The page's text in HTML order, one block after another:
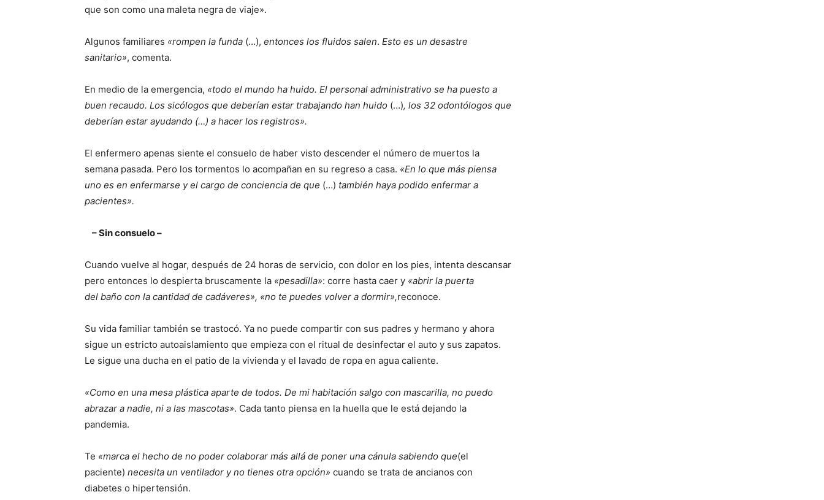
que son como una maleta negra de viaje».
Algunos familiares «rompen la funda (…), entonces los fluidos salen. Esto es un desastre
sanitario», comenta.
En medio de la emergencia, «todo el mundo ha huido. El personal administrativo se ha puesto a
buen recaudo. Los sicólogos que deberían estar trabajando han huido (…), los 32 odontólogos que
deberían estar ayudando (…) a hacer los registros».
El enfermero apenas siente el consuelo de haber visto descender el número de muertos la
semana pasada. Pero los tormentos lo acompañan en su regreso a casa. «En lo que más piensa
uno es en enfermarse y el cargo de conciencia de que (…) también haya podido enfermar a
pacientes».
– Sin consuelo –
Cuando vuelve al hogar, después de 24 horas de servicio, con dolor en los pies, intenta descansar
pero entonces lo despierta bruscamente la «pesadilla»: corre hasta caer y «abrir la puerta
del baño con la cantidad de cadáveres», «no te puedes volver a dormir»,reconoce.
Su vida familiar también se trastocó. Ya no puede compartir con sus padres y hermano y ahora
sigue un estricto autoaislamiento que empieza con el ritual de desinfectar el auto y sus zapatos.
Le sigue una ducha en el patio de la vivienda y el lavado de ropa en agua caliente.
«Como en una mesa plástica aparte de todos. De mi habitación salgo con mascarilla, no puedo
abrazar a nadie, ni a las mascotas». Cada tanto piensa en la huella que le está dejando la
pandemia.
Te «marca el hecho de no poder colaborar más allá de poner una cánula sabiendo que(el
paciente) necesita un ventilador y no tienes otra opción» cuando se trata de ancianos con
diabetes o hipertensión.